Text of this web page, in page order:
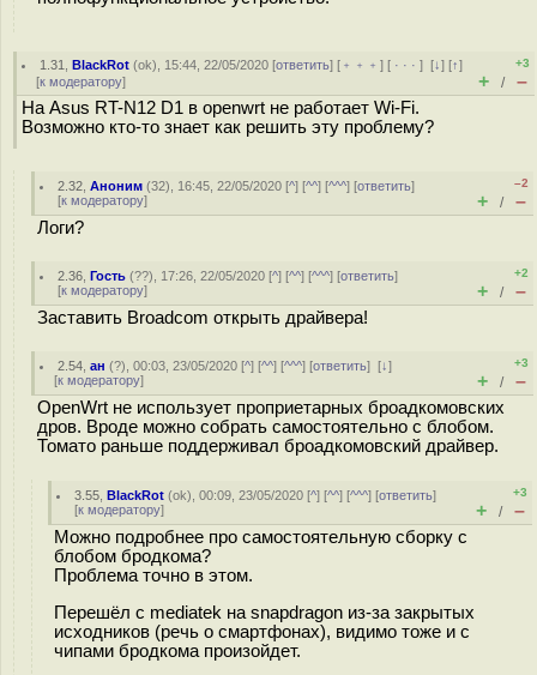
1.31 ,BlackRot (ok), 15:44, 22/05/2020 [ответить] [ ﹢﹢﹢] [ · · ·][↓] [↑]
[к модератору]
+3
+ / –
На Asus RT-N12 D1 в openwrt не работает Wi-Fi.
Возможно кто-то знает как решить эту проблему?
2.32 ,Аноним (32), 16:45, 22/05/2020 [^] [^^] [^^^] [ответить]
[к модератору]
–2
+ / –
Логи?
2.36 ,Гость (??), 17:26, 22/05/2020 [^] [^^] [^^^] [ответить]
[к модератору]
+2
+ / –
Заставить Broadcom открыть драйвера!
2.54 ,ан (?), 00:03, 23/05/2020 [^] [^^] [^^^] [ответить][↓]
[к модератору]
+3
+ / –
OpenWrt не использует проприетарных броадкомовских
дров. Вроде можно собрать самостоятельно с блобом.
Томато раньше поддерживал броадкомовский драйвер.
3.55 ,BlackRot (ok), 00:09, 23/05/2020 [^] [^^] [^^^] [ответить]
[к модератору]
+3
+ / –
Можно подробнее про самостоятельную сборку с
блобом бродкома?
Проблема точно в этом.
Перешёл с mediatek на snapdragon из-за закрытых
исходников (речь о смартфонах), видимо тоже и с
чипами бродкома произойдет.